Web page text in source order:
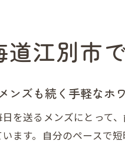
道江別市
ンズも続く手軽なホ
を送るメンズにとって
ます。自分のペースで